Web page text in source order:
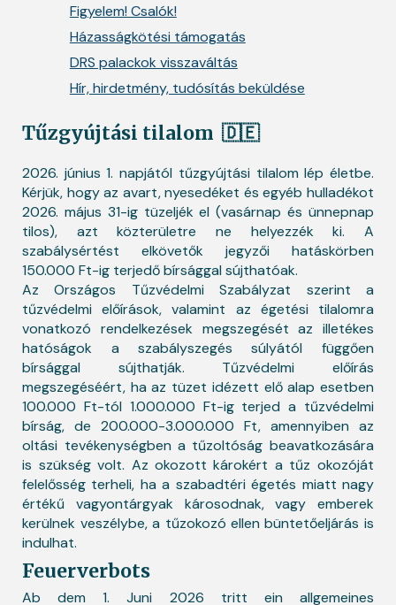
Figyelem! Csalók!
Házasságkötési támogatás
DRS palackok visszaváltás
Hír, hirdetmény, tudósítás beküldése
Tűzgyújtási tilalom 🇩🇪
2026. június 1. napjától tűzgyújtási tilalom lép életbe.
Kérjük, hogy az avart, nyesedéket és egyéb hulladékot
2026. május 31-ig tüzeljék el (vasárnap és ünnepnap
tilos), azt közterületre ne helyezzék ki. A
szabálysértést elkövetők jegyzői hatáskörben
150.000 Ft-ig terjedő bírsággal sújthatóak.
Az Országos Tűzvédelmi Szabályzat szerint a
tűzvédelmi előírások, valamint az égetési tilalomra
vonatkozó rendelkezések megszegését az illetékes
hatóságok a szabályszegés súlyától függően
bírsággal sújthatják. Tűzvédelmi előírás
megszegéséért, ha az tüzet idézett elő alap esetben
100.000 Ft-tól 1.000.000 Ft-ig terjed a tűzvédelmi
bírság, de 200.000-3.000.000 Ft, amennyiben az
oltási tevékenységben a tűzoltóság beavatkozására
is szükség volt. Az okozott károkért a tűz okozóját
felelősség terheli, ha a szabadtéri égetés miatt nagy
értékű vagyontárgyak károsodnak, vagy emberek
kerülnek veszélybe, a tűzokozó ellen büntetőeljárás is
indulhat.
Feuerverbots
Ab dem 1. Juni 2026 tritt ein allgemeines